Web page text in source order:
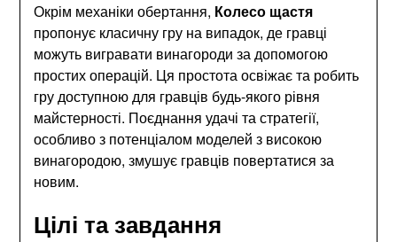
Окрім механіки обертання, Колесо щастя
пропонує класичну гру на випадок, де гравці
можуть вигравати винагороди за допомогою
простих операцій. Ця простота освіжає та робить
гру доступною для гравців будь-якого рівня
майстерності. Поєднання удачі та стратегії,
особливо з потенціалом моделей з високою
винагородою, змушує гравців повертатися за
новим.
Цілі та завдання